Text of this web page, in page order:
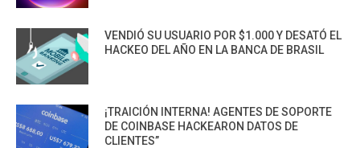
VENDIÓ SU USUARIO POR $1.000 Y DESATÓ EL
HACKEO DEL AÑO EN LA BANCA DE BRASIL
¡TRAICIÓN INTERNA! AGENTES DE SOPORTE
DE COINBASE HACKEARON DATOS DE
CLIENTES”